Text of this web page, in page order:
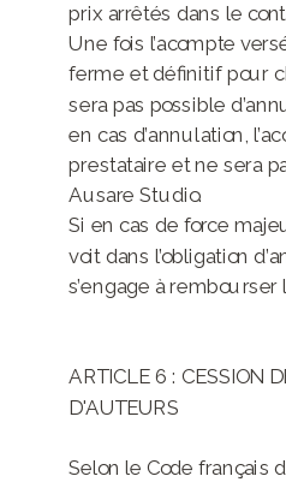
prix arrêtés dans le
Une fois l’acompte
ferme et définitif pour
sera pas possible
en cas d’annulation,
prestataire et ne sera
Ausare Studio.
Si en cas de force
voit dans l’obligation
s’engage à rembourser
ARTICLE 6 : CESSION
D'AUTEURS
Selon le Code français